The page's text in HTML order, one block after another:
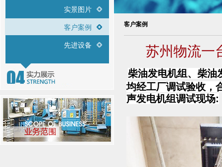
实景图片
客户案例
先进设备
客户案例
苏州物流一
柴油发电机组、柴油
均经工厂调试验收，
声发电机组调试现场: